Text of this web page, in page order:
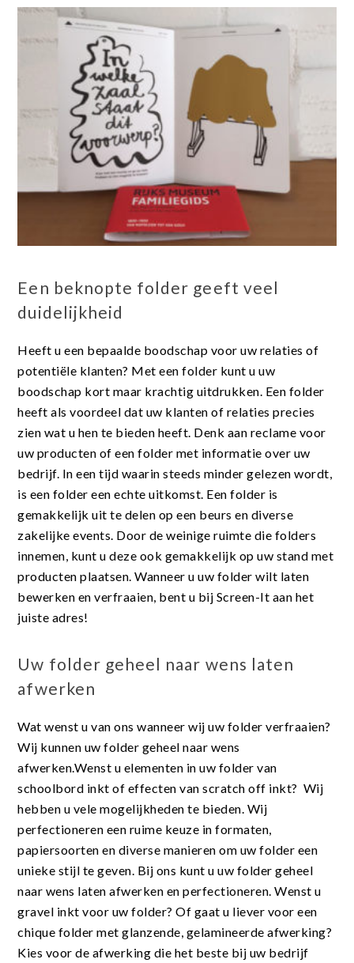
Een beknopte folder geeft veel
duidelijkheid
Heeft u een bepaalde boodschap voor uw relaties of
potentiële klanten? Met een folder kunt u uw
boodschap kort maar krachtig uitdrukken. Een folder
heeft als voordeel dat uw klanten of relaties precies
zien wat u hen te bieden heeft. Denk aan reclame voor
uw producten of een folder met informatie over uw
bedrijf. In een tijd waarin steeds minder gelezen wordt,
is een folder een echte uitkomst. Een folder is
gemakkelijk uit te delen op een beurs en diverse
zakelijke events. Door de weinige ruimte die folders
innemen, kunt u deze ook gemakkelijk op uw stand met
producten plaatsen. Wanneer u uw folder wilt laten
bewerken en verfraaien, bent u bij Screen-It aan het
juiste adres!
Uw folder geheel naar wens laten
afwerken
Wat wenst u van ons wanneer wij uw folder verfraaien?
Wij kunnen uw folder geheel naar wens
afwerken.Wenst u elementen in uw folder van
schoolbord inkt of effecten van scratch off inkt? Wij
hebben u vele mogelijkheden te bieden. Wij
perfectioneren een ruime keuze in formaten,
papiersoorten en diverse manieren om uw folder een
unieke stijl te geven. Bij ons kunt u uw folder geheel
naar wens laten afwerken en perfectioneren. Wenst u
gravel inkt voor uw folder? Of gaat u liever voor een
chique folder met glanzende, gelamineerde afwerking?
Kies voor de afwerking die het beste bij uw bedrijf